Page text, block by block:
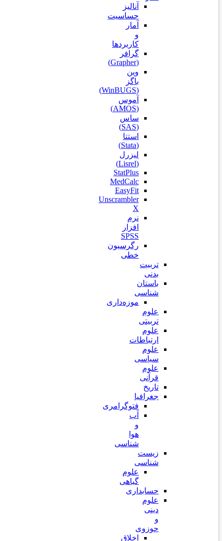
آنالیز
حساسیت
آمار
و
کاربردها
گرافر
(Grapher)
وین
باگز
(WinBUGS)
آموس
(AMOS)
ساس
(SAS)
استتا
(Stata)
لیزرل
(Lisrel)
StatPlus
MedCalc
EasyFit
Unscrambler
X
نرم
افزار
SPSS
رگرسیون
خطی
تربیت
بدنی
باستان
شناسی
موزه‌داری
علوم
تربیتی
علوم
ارتباطات
علوم
سیاسی
علوم
قرآنی
تاریخ
جغرافیا
فتوگرامری
آب
و
هوا
شناسی
زیست
شناسی
علوم
گیاهی
حسابداری
علوم
دینی
و
حوزوی
اخلاق